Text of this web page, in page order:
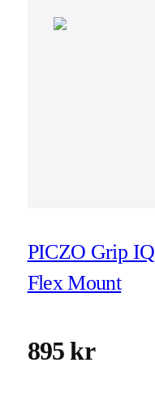
PICZO Grip IQ
Flex Mount
895 kr